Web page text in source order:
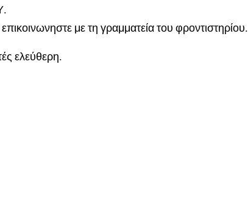
με τη γραμματεία του φροντιστηρίου.
ελεύθερη.